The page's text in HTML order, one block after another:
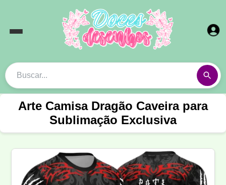
Arte Camisa Dragão Caveira para
Sublimação Exclusiva